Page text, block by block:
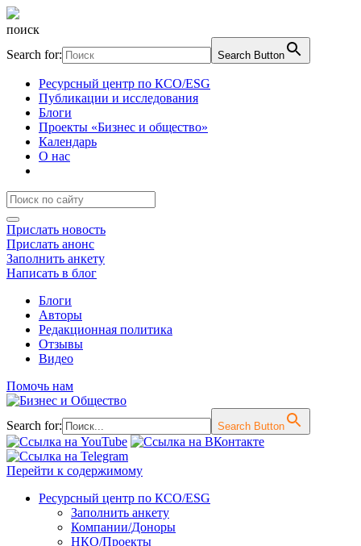
поиск
Search for:
Search Button
Ресурсный центр по КСО/ESG
Публикации и исследования
Блоги
Проекты «Бизнес и общество»
Календарь
О нас
Прислать новость
Прислать анонс
Заполнить анкету
Написать в блог
Блоги
Авторы
Редакционная политика
Отзывы
Видео
Помочь нам
Search for: Search Button
Перейти к содержимому
Ресурсный центр по КСО/ESG
Заполнить анкету
Компании/Доноры
НКО/Проекты